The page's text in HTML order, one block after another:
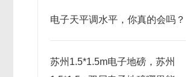
电子天平调水平，你真的会吗？
苏州1.5*1.5m电子地磅，苏州